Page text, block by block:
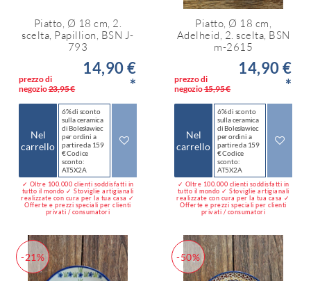
Piatto, Ø 18 cm, 2.
scelta, Papillion, BSN J-
793
prezzo di
negozio23,95 €
14,90 €
*
Nel
carrello
6% di sconto
sulla ceramica
di Bolesławiec
per ordini a
partire da 159
€ Codice
sconto:
AT5X2A
✓ Oltre 100.000 clienti soddisfatti in
tutto il mondo ✓ Stoviglie artigianali
realizzate con cura per la tua casa ✓
Offerte e prezzi speciali per clienti
privati / consumatori
Piatto, Ø 18 cm,
Adelheid, 2. scelta, BSN
m-2615
prezzo di
negozio15,95 €
14,90 €
*
Nel
carrello
6% di sconto
sulla ceramica
di Bolesławiec
per ordini a
partire da 159
€ Codice
sconto:
AT5X2A
✓ Oltre 100.000 clienti soddisfatti in
tutto il mondo ✓ Stoviglie artigianali
realizzate con cura per la tua casa ✓
Offerte e prezzi speciali per clienti
privati / consumatori
-21% -50%